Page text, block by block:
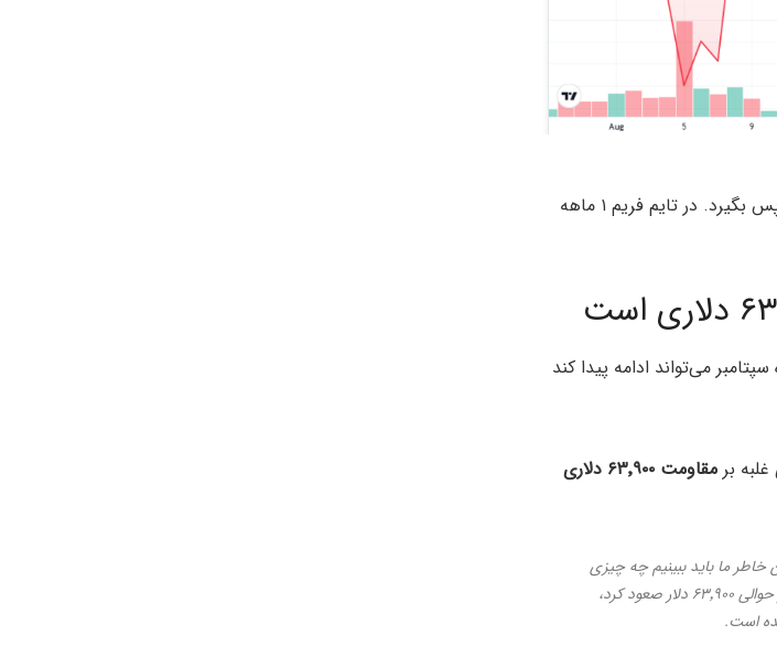
در زمان نگارش این مطلب، قیمت بیت کوین در تلاش است تا سطح ۶۰٬۰۰۰ دلاری را پس بگیرد. در تایم فریم ۱ ماهه
می‌تواند ادامه پیدا کند
بر مقاومت ۶۳٬۹۰۰ دلاری
ما باید ببینیم چه چیزی
باعث آن است. زمانی که قیمت بیت کوین تا قیمت تحقق یافته هولدرهای کوتاه‌مدت در حوالی ۶۳٬۹۰۰ دلار صعود کرد،
است.